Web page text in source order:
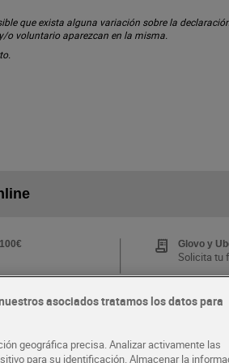
que exista alguna variación sobre la
voluntario aparezcan en la misma.
Glovo y
Solicita tu
¡Solicita
asociados tratamos los datos para
geográfica precisa. Analizar activamente las
para su identificación. Almacenar la